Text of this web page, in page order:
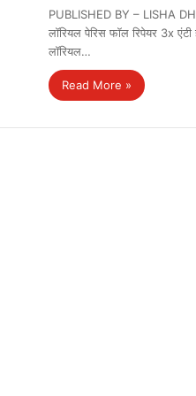
PUBLISHED BY – LISHA
लॉरियल पेरिस फॉल रिपेयर 3x एंटी
लॉरियल…
Read More »